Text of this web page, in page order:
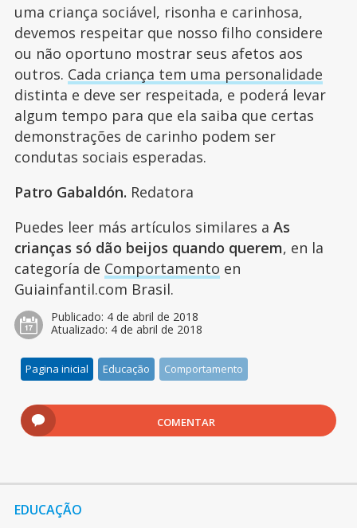
uma criança sociável, risonha e carinhosa,
devemos respeitar que nosso filho considere
ou não oportuno mostrar seus afetos aos
outros. Cada criança tem uma personalidade
distinta e deve ser respeitada, e poderá levar
algum tempo para que ela saiba que certas
demonstrações de carinho podem ser
condutas sociais esperadas.
Patro Gabaldón. Redatora
Puedes leer más artículos similares a As
crianças só dão beijos quando querem, en la
categoría de Comportamento en
Guiainfantil.com Brasil.
Publicado: 4 de abril de 2018
Atualizado: 4 de abril de 2018
Pagina inicial Educação Comportamento
COMENTAR
EDUCAÇÃO